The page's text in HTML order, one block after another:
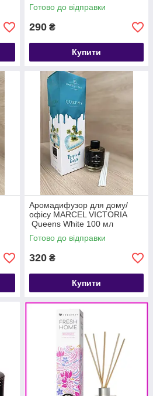
Готово до відправки
290 ₴
Купити
Аромадифузор для дому/
офісу MARCEL VICTORIA
Queens White 100 мл
"Tropical Oasis"
Готово до відправки
320 ₴
Купити